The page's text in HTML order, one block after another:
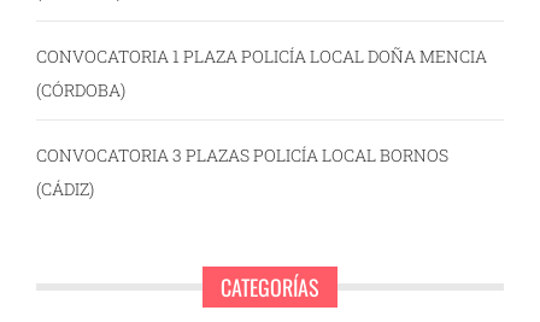
CONVOCATORIA 1 PLAZA POLICÍA LOCAL DOÑA MENCIA
(CÓRDOBA)
CONVOCATORIA 3 PLAZAS POLICÍA LOCAL BORNOS
(CÁDIZ)
CATEGORÍAS